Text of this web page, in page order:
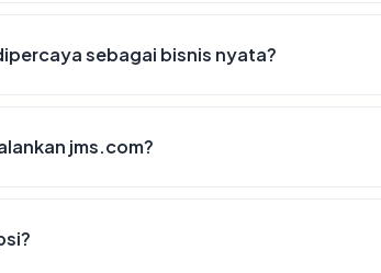
sebagai bisnis nyata?
jms.com?